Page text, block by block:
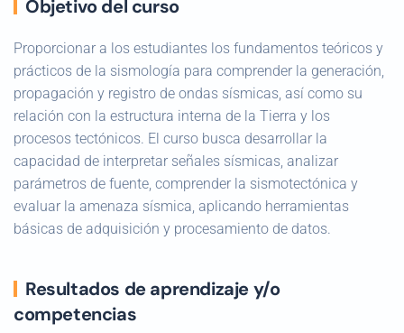
Objetivo del curso
Proporcionar a los estudiantes los fundamentos teóricos y
prácticos de la sismología para comprender la generación,
propagación y registro de ondas sísmicas, así como su
relación con la estructura interna de la Tierra y los
procesos tectónicos. El curso busca desarrollar la
capacidad de interpretar señales sísmicas, analizar
parámetros de fuente, comprender la sismotectónica y
evaluar la amenaza sísmica, aplicando herramientas
básicas de adquisición y procesamiento de datos.
Resultados de aprendizaje y/o
competencias